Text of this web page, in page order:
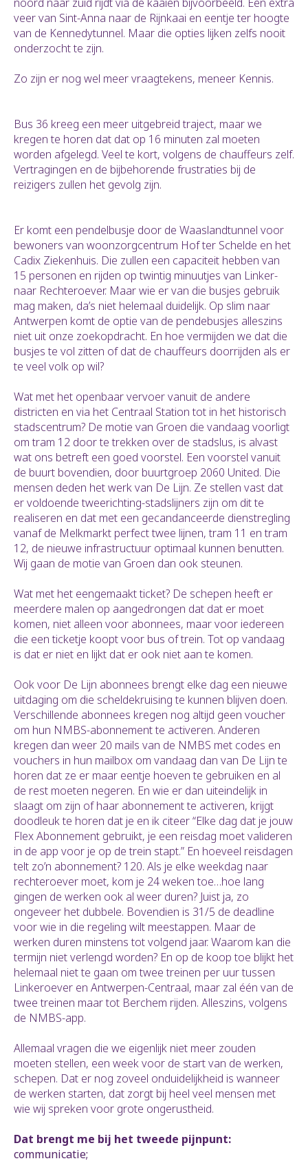
veer van Sint-Anna naar de Rijnkaai en eentje ter hoogte
van de Kennedytunnel. Maar die opties lijken zelfs nooit
onderzocht te zijn.
Zo zijn er nog wel meer vraagtekens, meneer Kennis.
Bus 36 kreeg een meer uitgebreid traject, maar we
kregen te horen dat dat op 16 minuten zal moeten
worden afgelegd. Veel te kort, volgens de chauffeurs zelf.
Vertragingen en de bijbehorende frustraties bij de
reizigers zullen het gevolg zijn.
Er komt een pendelbusje door de Waaslandtunnel voor
bewoners van woonzorgcentrum Hof ter Schelde en het
Cadix Ziekenhuis. Die zullen een capaciteit hebben van
15 personen en rijden op twintig minuutjes van Linker-
naar Rechteroever. Maar wie er van die busjes gebruik
mag maken, da’s niet helemaal duidelijk. Op slim naar
Antwerpen komt de optie van de pendebusjes alleszins
niet uit onze zoekopdracht. En hoe vermijden we dat die
busjes te vol zitten of dat de chauffeurs doorrijden als er
te veel volk op wil?
Wat met het openbaar vervoer vanuit de andere
districten en via het Centraal Station tot in het historisch
stadscentrum? De motie van Groen die vandaag voorligt
om tram 12 door te trekken over de stadslus, is alvast
wat ons betreft een goed voorstel. Een voorstel vanuit
de buurt bovendien, door buurtgroep 2060 United. Die
mensen deden het werk van De Lijn. Ze stellen vast dat
er voldoende tweerichting-stadslijners zijn om dit te
realiseren en dat met een gecandanceerde dienstregling
vanaf de Melkmarkt perfect twee lijnen, tram 11 en tram
12, de nieuwe infrastructuur optimaal kunnen benutten.
Wij gaan de motie van Groen dan ook steunen.
Wat met het eengemaakt ticket? De schepen heeft er
meerdere malen op aangedrongen dat dat er moet
komen, niet alleen voor abonnees, maar voor iedereen
die een ticketje koopt voor bus of trein. Tot op vandaag
is dat er niet en lijkt dat er ook niet aan te komen.
Ook voor De Lijn abonnees brengt elke dag een nieuwe
uitdaging om die scheldekruising te kunnen blijven doen.
Verschillende abonnees kregen nog altijd geen voucher
om hun NMBS-abonnement te activeren. Anderen
kregen dan weer 20 mails van de NMBS met codes en
vouchers in hun mailbox om vandaag dan van De Lijn te
horen dat ze er maar eentje hoeven te gebruiken en al
de rest moeten negeren. En wie er dan uiteindelijk in
slaagt om zijn of haar abonnement te activeren, krijgt
doodleuk te horen dat je en ik citeer “Elke dag dat je jouw
Flex Abonnement gebruikt, je een reisdag moet valideren
in de app voor je op de trein stapt.” En hoeveel reisdagen
telt zo’n abonnement? 120. Als je elke weekdag naar
rechteroever moet, kom je 24 weken toe…hoe lang
gingen de werken ook al weer duren? Juist ja, zo
ongeveer het dubbele. Bovendien is 31/5 de deadline
voor wie in die regeling wilt meestappen. Maar de
werken duren minstens tot volgend jaar. Waarom kan die
termijn niet verlengd worden? En op de koop toe blijkt het
helemaal niet te gaan om twee treinen per uur tussen
Linkeroever en Antwerpen-Centraal, maar zal één van de
twee treinen maar tot Berchem rijden. Alleszins, volgens
de NMBS-app.
Allemaal vragen die we eigenlijk niet meer zouden
moeten stellen, een week voor de start van de werken,
schepen. Dat er nog zoveel onduidelijkheid is wanneer
de werken starten, dat zorgt bij heel veel mensen met
wie wij spreken voor grote ongerustheid.
Dat brengt me bij het tweede pijnpunt:
communicatie;